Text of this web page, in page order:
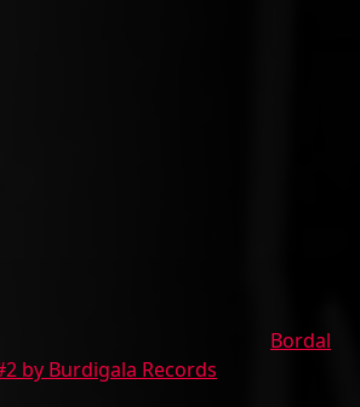
Bordal
by Burdigala Records